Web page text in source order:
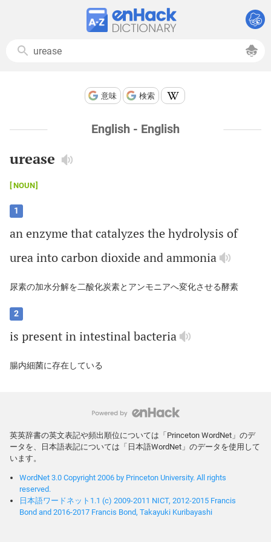
意味 検索
English - English
urease
NOUN
1
anenzyme thatcatalyzes the hydrolysis of
urea intocarbondioxide andammonia
尿素の加水分解を二酸化炭素とアンモニアへ変化させる酵素
2
is present in intestinalbacteria
腸内細菌に存在している
英英辞書の英文表記や頻出順位については「Princeton WordNet」のデ
ータを、日本語表記については「日本語WordNet」のデータを使用して
います。
WordNet 3.0 Copyright 2006 by Princeton University. All rights
reserved.
日本語ワードネット1.1 (c) 2009-2011 NICT, 2012-2015 Francis
Bond and 2016-2017 Francis Bond, Takayuki Kuribayashi